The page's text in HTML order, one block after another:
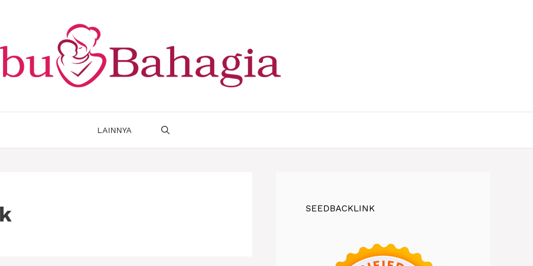
LAINNYA
SEEDBACKLINK